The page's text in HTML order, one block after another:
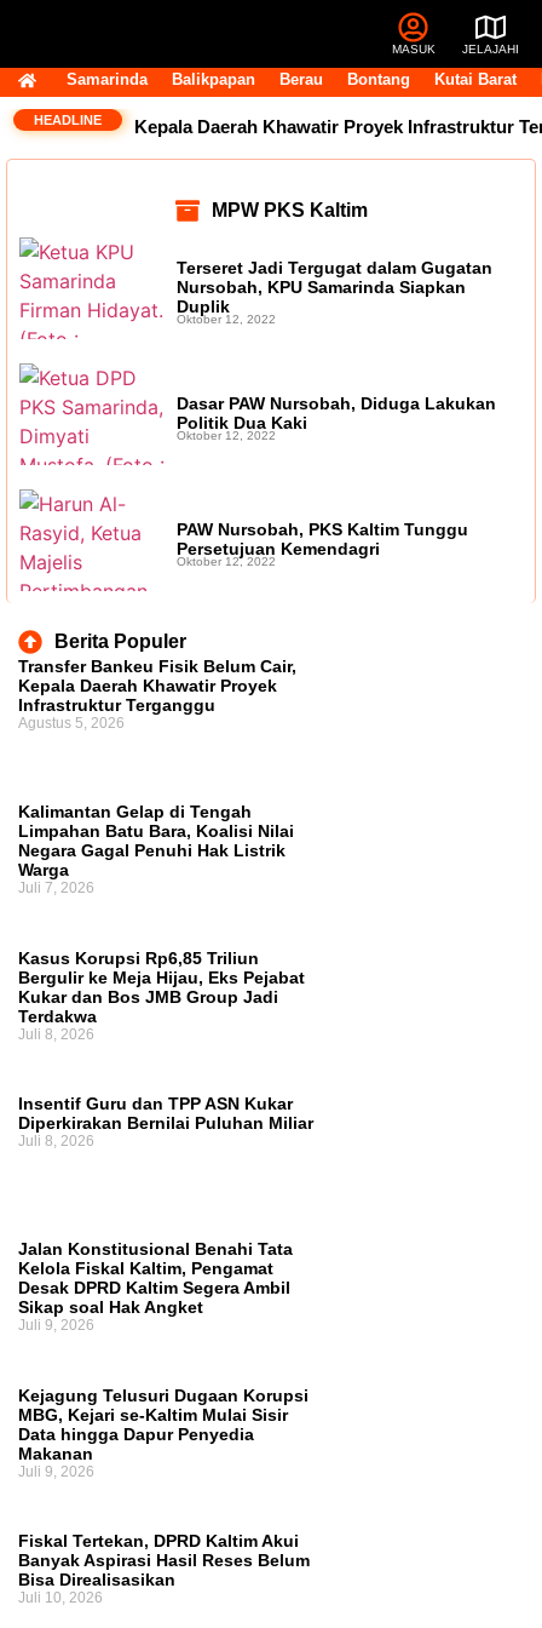
MASUK JELAJAHI
Samarinda Balikpapan Berau Bontang Kutai Barat
HEADLINE
Belum Cair, Kepala Daerah Khawatir Proyek Infrastruktur
MPW PKS Kaltim
Terseret Jadi Tergugat dalam Gugatan
Nursobah, KPU Samarinda Siapkan
Duplik
Oktober 12, 2022
Dasar PAW Nursobah, Diduga Lakukan
Politik Dua Kaki
Oktober 12, 2022
PAW Nursobah, PKS Kaltim Tunggu
Persetujuan Kemendagri
Oktober 12, 2022
Berita Populer
Transfer Bankeu Fisik Belum Cair,
Kepala Daerah Khawatir Proyek
Infrastruktur Terganggu
Agustus 5, 2026
Kalimantan Gelap di Tengah
Limpahan Batu Bara, Koalisi Nilai
Negara Gagal Penuhi Hak Listrik
Warga
Juli 7, 2026
Kasus Korupsi Rp6,85 Triliun
Bergulir ke Meja Hijau, Eks Pejabat
Kukar dan Bos JMB Group Jadi
Terdakwa
Juli 8, 2026
Insentif Guru dan TPP ASN Kukar
Diperkirakan Bernilai Puluhan Miliar
Juli 8, 2026
Jalan Konstitusional Benahi Tata
Kelola Fiskal Kaltim, Pengamat
Desak DPRD Kaltim Segera Ambil
Sikap soal Hak Angket
Juli 9, 2026
Kejagung Telusuri Dugaan Korupsi
MBG, Kejari se-Kaltim Mulai Sisir
Data hingga Dapur Penyedia
Makanan
Juli 9, 2026
Fiskal Tertekan, DPRD Kaltim Akui
Banyak Aspirasi Hasil Reses Belum
Bisa Direalisasikan
Juli 10, 2026